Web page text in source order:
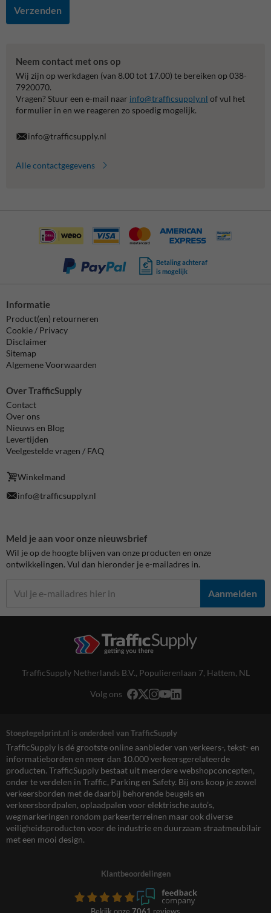
Verzenden
Neem contact met ons op
Wij zijn op werkdagen (van 8.00 tot 17.00) te bereiken op 038-
7920070.
Vragen? Stuur een e-mail naar info@trafficsupply.nl of vul het
formulier in en we reageren zo spoedig mogelijk.
info@trafficsupply.nl
Alle contactgegevens
Betaling achteraf
is mogelijk
Informatie
Product(en) retourneren
Cookie / Privacy
Disclaimer
Sitemap
Algemene Voorwaarden
Over TrafficSupply
Contact
Over ons
Nieuws en Blog
Levertijden
Veelgestelde vragen / FAQ
Winkelmand
info@trafficsupply.nl
Meld je aan voor onze nieuwsbrief
Wil je op de hoogte blijven van onze producten en onze
ontwikkelingen. Vul dan hieronder je e-mailadres in.
Aanmelden
TrafficSupply Netherlands B.V., Populierenlaan 7, Hattem, NL
Volg ons
Stoeptegelprint.nl is onderdeel van TrafficSupply
TrafficSupply is dé grootste online aanbieder van verkeers-, tekst- en
informatieborden en meer dan 10.000 verkeersgerelateerde
producten. TrafficSupply bestaat uit meerdere webshopconcepten,
onder te verdelen in Traffic, Parking en Safety. Bij ons koop je zowel
verkeersborden met de daarbij behorende beugels en
verkeersbordpalen, oplaadpalen voor elektrische auto’s,
wegmarkeringen rondom parkeerterreinen maar ook diverse
veiligheidsproducten voor de industrie en duurzaam straatmeubilair
met een mooi design.
Klantbeoordelingen
Bekijk onze 7061 reviews